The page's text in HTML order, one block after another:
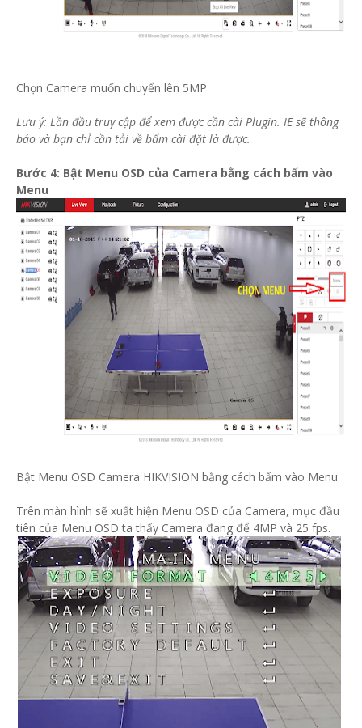
Chọn Camera muốn chuyển lên 5MP
Lưu ý: Lần đầu truy cập để xem được cần cài Plugin. IE sẽ thông
báo và bạn chỉ cần tải về bấm cài đặt là được.
Bước 4: Bật Menu OSD của Camera bằng cách bấm vào
Menu
Bật Menu OSD Camera HIKVISION bằng cách bấm vào Menu
Trên màn hình sẽ xuất hiện Menu OSD của Camera, mục đầu
tiên của Menu OSD ta thấy Camera đang để 4MP và 25 fps.